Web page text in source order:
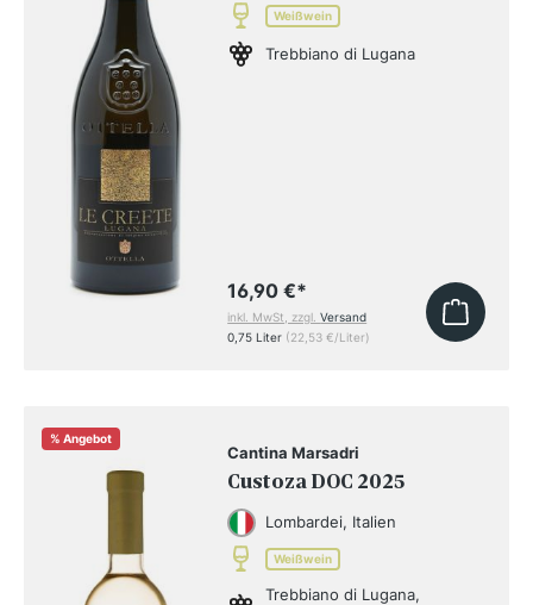
Weißwein
Trebbiano di Lugana
16,90 €*
inkl. MwSt, zzgl.Versand
0,75 Liter (22,53 €/Liter)
% Angebot
Cantina Marsadri
Custoza DOC 2025
Lombardei, Italien
Weißwein
Trebbiano di Lugana,